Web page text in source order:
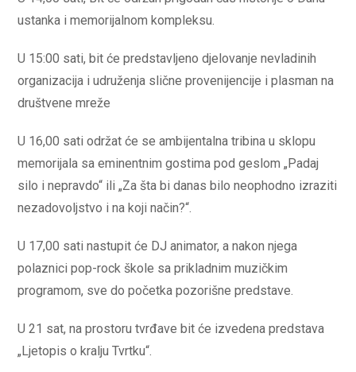
ustanka i memorijalnom kompleksu.
U 15:00 sati, bit će predstavljeno djelovanje nevladinih
organizacija i udruženja slične provenijencije i plasman na
društvene mreže
U 16,00 sati održat će se ambijentalna tribina u sklopu
memorijala sa eminentnim gostima pod geslom „Padaj
silo i nepravdo“ ili „Za šta bi danas bilo neophodno izraziti
nezadovoljstvo i na koji način?“.
U 17,00 sati nastupit će DJ animator, a nakon njega
polaznici pop-rock škole sa prikladnim muzičkim
programom, sve do početka pozorišne predstave.
U 21 sat, na prostoru tvrđave bit će izvedena predstava
„Ljetopis o kralju Tvrtku“.